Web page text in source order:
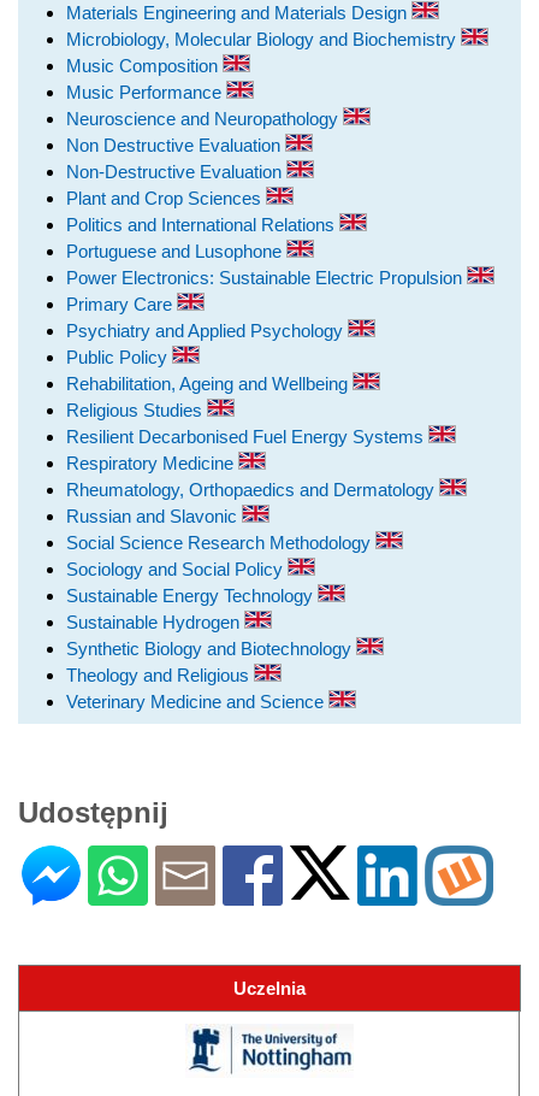
Materials Engineering and Materials Design
Microbiology, Molecular Biology and Biochemistry
Music Composition
Music Performance
Neuroscience and Neuropathology
Non Destructive Evaluation
Non-Destructive Evaluation
Plant and Crop Sciences
Politics and International Relations
Portuguese and Lusophone
Power Electronics: Sustainable Electric Propulsion
Primary Care
Psychiatry and Applied Psychology
Public Policy
Rehabilitation, Ageing and Wellbeing
Religious Studies
Resilient Decarbonised Fuel Energy Systems
Respiratory Medicine
Rheumatology, Orthopaedics and Dermatology
Russian and Slavonic
Social Science Research Methodology
Sociology and Social Policy
Sustainable Energy Technology
Sustainable Hydrogen
Synthetic Biology and Biotechnology
Theology and Religious
Veterinary Medicine and Science
Udostępnij
Uczelnia